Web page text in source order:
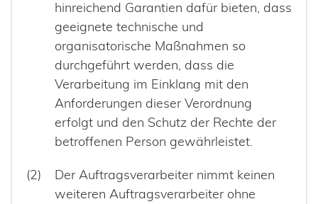
hinreichend Garantien dafür bieten, dass
geeignete technische und
organisatorische Maßnahmen so
durchgeführt werden, dass die
Verarbeitung im Einklang mit den
Anforderungen dieser Verordnung
erfolgt und den Schutz der Rechte der
betroffenen Person gewährleistet.
Der Auftragsverarbeiter nimmt keinen
weiteren Auftragsverarbeiter ohne